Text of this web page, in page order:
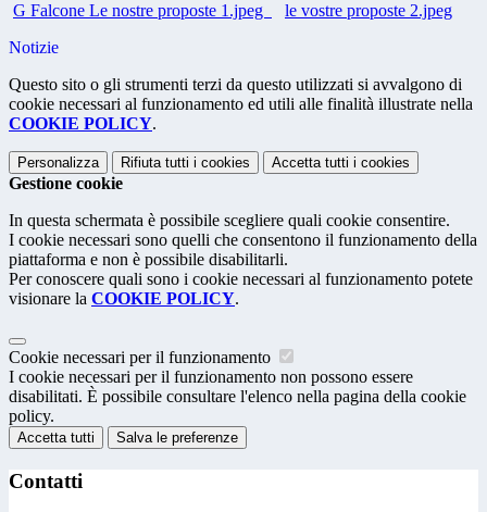
G Falcone Le nostre proposte 1.jpeg
le vostre proposte 2.jpeg
Notizie
Questo sito o gli strumenti terzi da questo utilizzati si avvalgono di
cookie necessari al funzionamento ed utili alle finalità illustrate nella
COOKIE POLICY.
Personalizza Rifiuta tutti i cookies Accetta tutti i cookies
Gestione cookie
In questa schermata è possibile scegliere quali cookie consentire.
I cookie necessari sono quelli che consentono il funzionamento della
piattaforma e non è possibile disabilitarli.
Per conoscere quali sono i cookie necessari al funzionamento potete
visionare la COOKIE POLICY.
Cookie necessari per il funzionamento
I cookie necessari per il funzionamento non possono essere
disabilitati. È possibile consultare l'elenco nella pagina della cookie
policy.
Accetta tutti Salva le preferenze
Contatti